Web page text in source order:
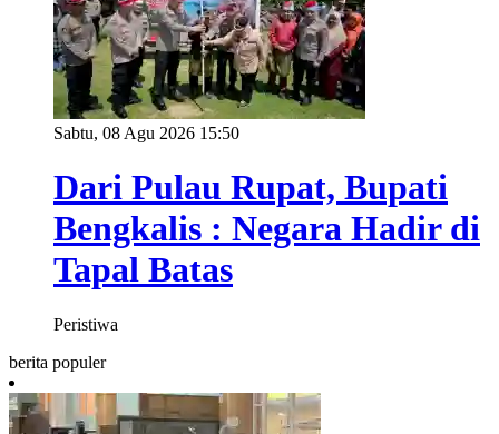
Sabtu, 08 Agu 2026 15:50
Dari Pulau Rupat, Bupati
Bengkalis : Negara Hadir di
Tapal Batas
Peristiwa
berita populer